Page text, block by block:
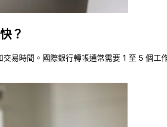
？
易時間。國際銀行轉帳通常需要 1 至 5 個